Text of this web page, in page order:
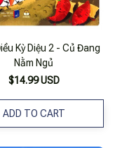
Kỳ Diệu 2 - Củ Đang
Nằm Ngủ
$14.99 USD
ADD TO CART